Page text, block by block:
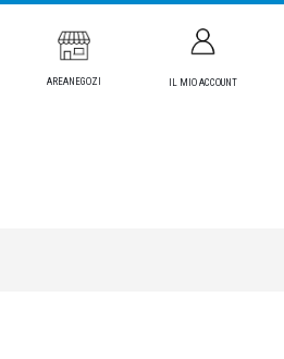
AREANEGOZI IL MIO ACCOUNT